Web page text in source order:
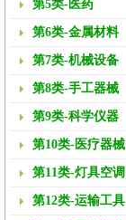
第5类-医药
第6类-金属材料
第7类-机械设备
第8类-手工器械
第9类-科学仪器
第10类-医疗器械
第11类-灯具空调
第12类-运输工具